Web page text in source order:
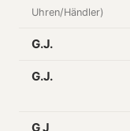
Uhren/Händler)
G.J.
G.J.
G J